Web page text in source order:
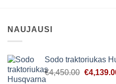
NAUJAUSI
Sodo traktoriukas
€4,450.00 Original
€